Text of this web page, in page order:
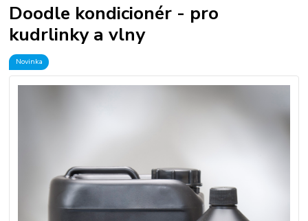
Doodle kondicionér - pro
kudrlinky a vlny
Novinka